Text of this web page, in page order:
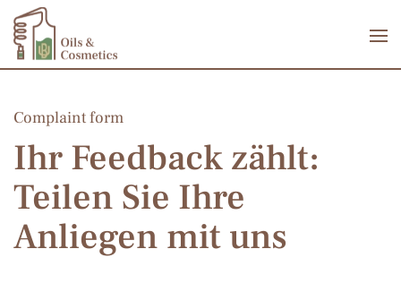
Zum Hauptinhalt springen
Complaint form
Ihr Feedback zählt:
Teilen Sie Ihre
Anliegen mit uns